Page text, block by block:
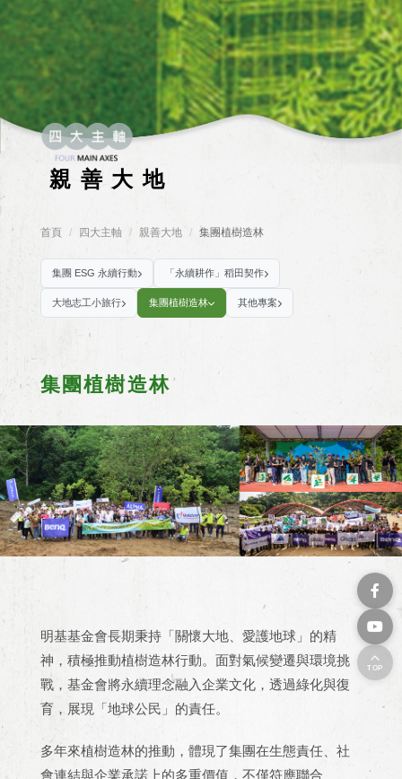
親善大地
首頁 / 四大主軸 / 親善大地 / 集團植樹造林
集團 ESG 永續行動 「永續耕作」稻田契作
大地志工小旅行 集團植樹造林 其他專案
集團植樹造林
明基基金會長期秉持「關懷大地、愛護地球」的精
神，積極推動植樹造林行動。面對氣候變遷與環境挑
戰，基金會將永續理念融入企業文化，透過綠化與復
育，展現「地球公民」的責任。
多年來植樹造林的推動，體現了集團在生態責任、社
會連結與企業承諾上的多重價值，不僅符應聯合
TOP